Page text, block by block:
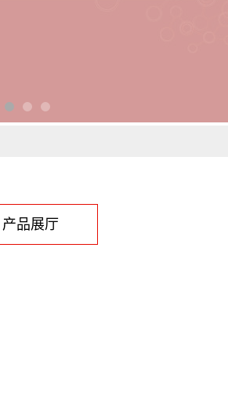
产品展厅